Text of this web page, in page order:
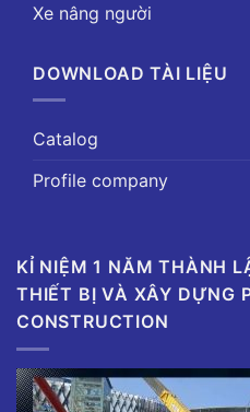
Xe nâng người
DOWNLOAD TÀI LIỆU
Catalog
Profile company
KỈ NIỆM 1 NĂM THÀNH
THIẾT BỊ VÀ XÂY DỰNG
CONSTRUCTION